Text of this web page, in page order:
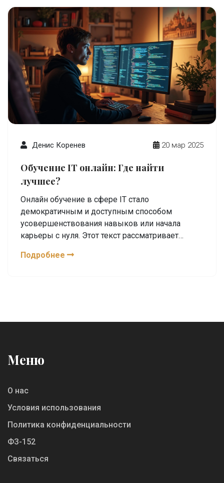
Денис Коренев 20 мар 2025
Обучение IT онлайн: Где найти
лучшее?
Онлайн обучение в сфере IT стало
демократичным и доступным способом
усовершенствования навыков или начала
карьеры с нуля. Этот текст рассматривает
начиная от программирования до анализа
популярных платформ.
Подробнее
Меню
О нас
Условия использования
Политика конфиденциальности
ФЗ-152
Связаться